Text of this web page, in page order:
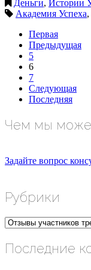
Деньги, Истории
Академия Успеха,
Первая
Предыдущая
5
6
7
Следующая
Последняя
Чем мы
Задайте вопрос
Рубрики
Рубрики
Последние